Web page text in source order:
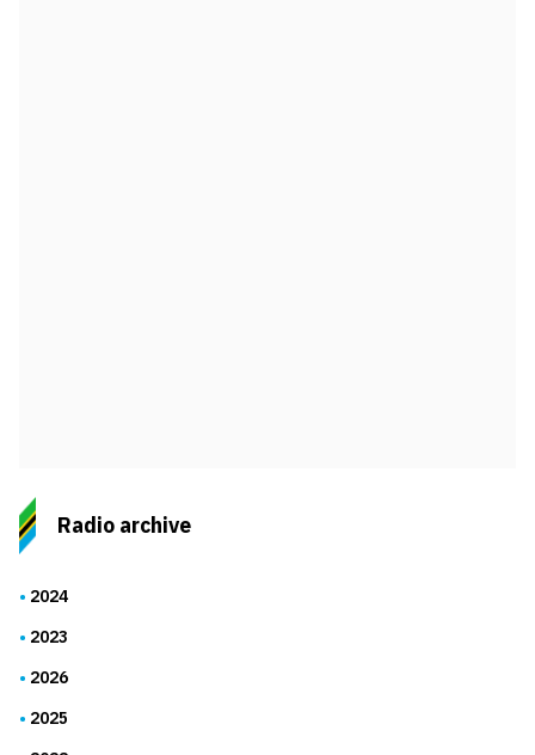
Radio archive
2024
2023
2026
2025